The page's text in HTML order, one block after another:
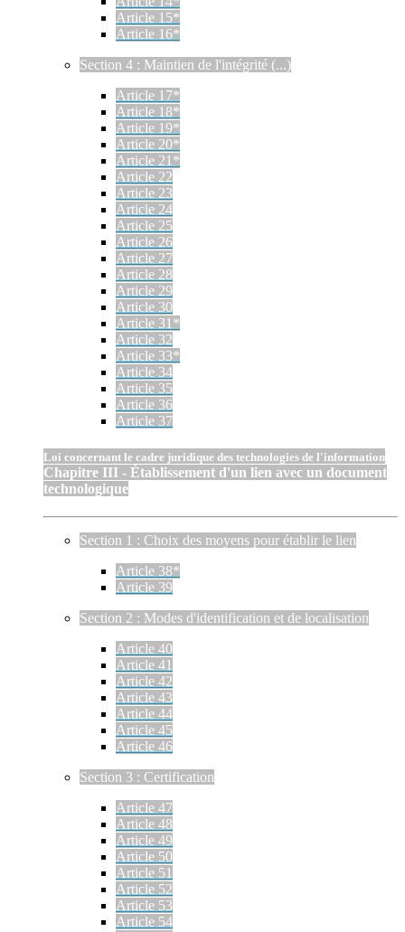
Article 15*
Article 16*
Section 4 : Maintien de l'intégrité (...)
Article 17*
Article 18*
Article 19*
Article 20*
Article 21*
Article 22
Article 23
Article 24
Article 25
Article 26
Article 27
Article 28
Article 29
Article 30
Article 31*
Article 32
Article 33*
Article 34
Article 35
Article 36
Article 37
Loi concernant le cadre juridique des technologies de l'information
Chapitre III - Établissement d'un lien avec un document
technologique
Section 1 : Choix des moyens pour établir le lien
Article 38*
Article 39
Section 2 : Modes d'identification et de localisation
Article 40
Article 41
Article 42
Article 43
Article 44
Article 45
Article 46
Section 3 : Certification
Article 47
Article 48
Article 49
Article 50
Article 51
Article 52
Article 53
Article 54